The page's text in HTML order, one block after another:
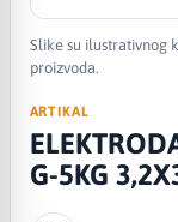
Slike su ilustrativnog
proizvoda.
ARTIKAL
G-5KG